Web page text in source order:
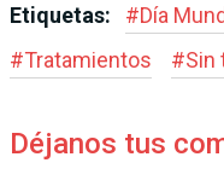
Etiquetas: #Día
#Tratamientos #Sin
Déjanos tus